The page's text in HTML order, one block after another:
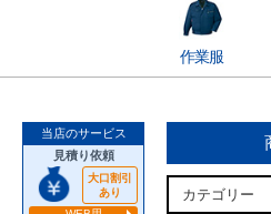
作業服
当店のサービス
見積り依頼
大口割引
あり